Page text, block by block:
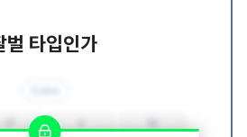
벌 타입인가